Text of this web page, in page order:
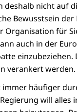
nicht auf
Bewusstsein
Organisation für
auch in der
einzubeziehen.
verankert werden.
häufiger
will alles